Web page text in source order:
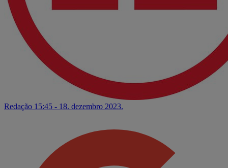
Redação 15:45 - 18. dezembro 2023.